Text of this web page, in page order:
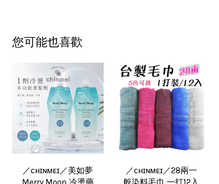
您可能也喜歡
／ᴄʜɪɴᴍᴇɪ／美如夢
Merry Moon 冷燙藥
／ᴄʜɪɴᴍᴇɪ／28兩一
般染料毛巾 一打12入